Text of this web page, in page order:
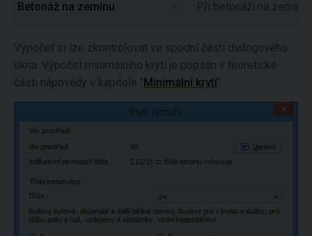
Betonáž na zeminu Při betonáži na
Výpočet si lze zkontrolovat ve spodní části dialogového
okna. Výpočet minimálního krytí je popsán v teoretické
části nápovědy v kapitole "Minimální krytí".